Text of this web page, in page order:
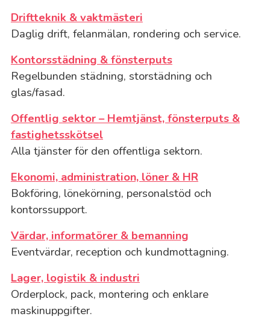
Driftteknik & vaktmästeri
Daglig drift, felanmälan, rondering och service.
Kontorsstädning & fönsterputs
Regelbunden städning, storstädning och
glas/fasad.
Offentlig sektor – Hemtjänst, fönsterputs &
fastighetsskötsel
Alla tjänster för den offentliga sektorn.
Ekonomi, administration, löner & HR
Bokföring, lönekörning, personalstöd och
kontorssupport.
Värdar, informatörer & bemanning
Eventvärdar, reception och kundmottagning.
Lager, logistik & industri
Orderplock, pack, montering och enklare
maskinuppgifter.